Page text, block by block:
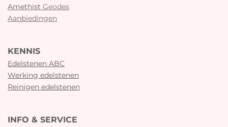
Amethist Geodes
Aanbiedingen
KENNIS
Edelstenen ABC
Werking edelstenen
Reinigen edelstenen
INFO & SERVICE